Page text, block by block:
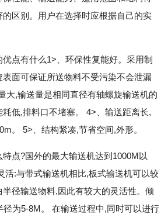
的区别。用户在选择时应根据自己的实
点有什么1>、环保性复能好。采用制
面可保证所送物料不受污染不会泄漏
大,输送量是相同直径有轴螺旋输送机的
低,排料口不堵塞。 4>、输送距离长,
。 5>、结构紧凑,节省空间,外形。
特点?国外的最大输送机达到1000M以
活:与带式输送机相比,板式输送机可以较
径输送物料,因此有较大的灵活性。倾
径为5-8M。 在输送过程中,同时可以进行